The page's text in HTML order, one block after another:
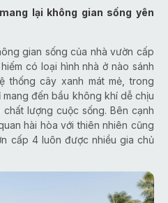
lại không gian sống yên
gian sống của nhà vườn cấp
có loại hình nhà ở nào sánh
thống cây xanh mát mẻ, trong
đến bầu không khí dễ chịu
lượng cuộc sống. Bên cạnh
hài hòa với thiên nhiên cũng
cấp 4 luôn được nhiều gia chủ